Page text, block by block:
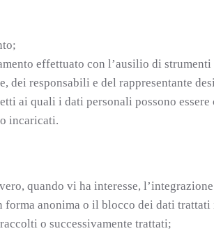
effettuato con l’ausilio di
responsabili e del rappresentante
ai quali i dati personali possono
incaricati.
quando vi ha interesse,
anonima o il blocco dei dati
o successivamente trattati;